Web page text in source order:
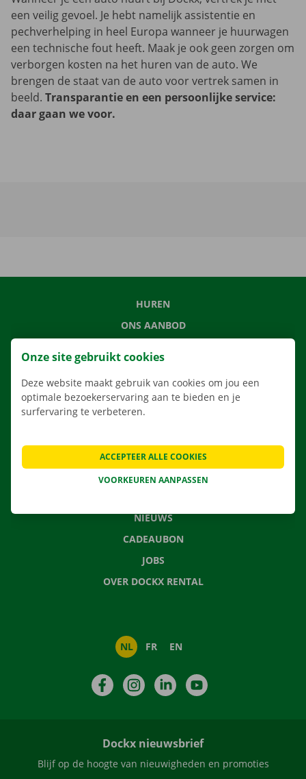
een veilig gevoel. Je hebt namelijk assistentie en
pechverhelping in heel Europa wanneer je huurwagen
een technische fout heeft. Maak je ook geen zorgen om
verborgen kosten na het huren van de auto. We
brengen de staat van de auto voor vertrek samen in
beeld. Transparantie en een persoonlijke service:
daar gaan we voor.
HUREN
ONS AANBOD
APP
VERHUISOPLOSSINGEN
CONTACTEER ONS
NIEUWS
CADEAUBON
JOBS
OVER DOCKX RENTAL
NL FR EN
FacebookInstagramLinkedIn
Dockx nieuwsbrief
Blijf op de hoogte van nieuwigheden en promoties
Onze site gebruikt cookies
Deze website maakt gebruik van cookies om jou een
optimale bezoekerservaring aan te bieden en je
surfervaring te verbeteren.
VOORKEUREN AANPASSEN
ACCEPTEER ALLE COOKIES